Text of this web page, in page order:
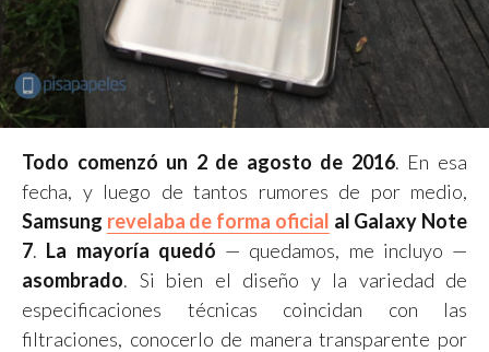
Todo comenzó un 2 de agosto de 2016. En esa
fecha, y luego de tantos rumores de por medio,
Samsung revelaba de forma oficial al Galaxy Note
7. La mayoría quedó — quedamos, me incluyo —
asombrado. Si bien el diseño y la variedad de
especificaciones técnicas coincidan con las
filtraciones, conocerlo de manera transparente por